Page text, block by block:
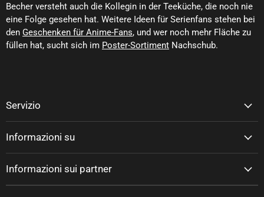
Becher versteht auch die Kollegin in der Teeküche, die noch nie
eine Folge gesehen hat. Weitere Ideen für Serienfans stehen bei
den Geschenken für Anime-Fans, und wer noch mehr Fläche zu
füllen hat, sucht sich im Poster-Sortiment Nachschub.
Servizio
Informazioni su
Informazioni sui partner